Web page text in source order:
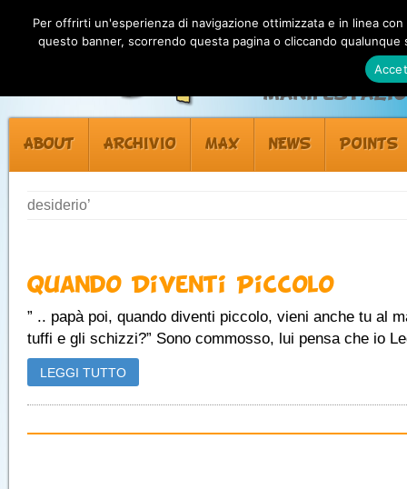
ABOUT ARCHIVIO MAX NEWS POINTS
desiderio’
Quando Diventi Piccolo
” .. papà poi, quando diventi piccolo, vieni anche tu al
tuffi e gli schizzi?” Sono commosso, lui pensa che io
LEGGI TUTTO
Per offrirti un'esperienza di navigazione ottimizzata e in linea
questo banner, scorrendo questa pagina o cliccando